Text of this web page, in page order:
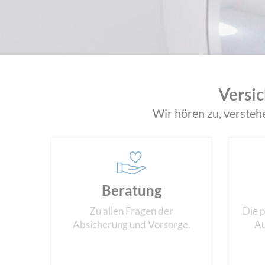
Wir hören zu,
Beratung
Zu allen Fragen der
Absicherung und Vorsorge.
Die